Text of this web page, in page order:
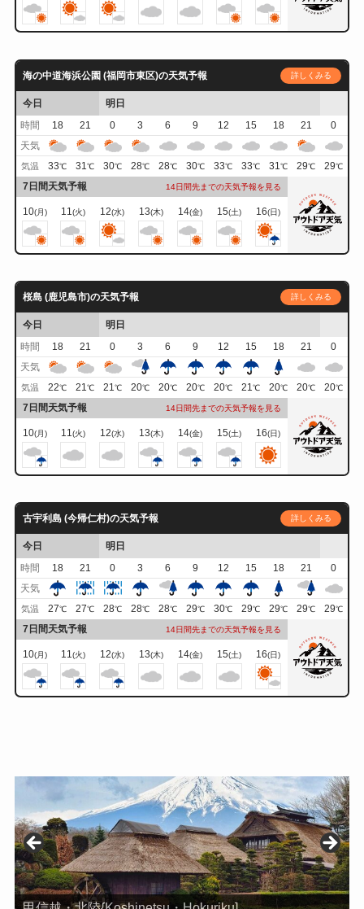
海の中道海浜公園 (福岡市東区)の天気予報 詳しくみる
今日
明日
時間
18 21 0 3 6 9 12 15 18 21
0
天気
気温 33℃ 31℃ 30℃ 28℃ 28℃ 30℃ 33℃ 33℃ 31℃ 29℃ 29℃
7日間天気予報 14日間先までの天気予報を見る
10(月) 11(火) 12(水) 13(木) 14(金) 15(土) 16(日)
桜島 (鹿児島市)の天気予報 詳しくみる
今日
明日
時間
18 21 0 3 6 9 12 15 18 21
0
天気
気温 22℃ 21℃ 21℃ 20℃ 20℃ 20℃ 20℃ 21℃ 20℃ 20℃ 20℃
7日間天気予報 14日間先までの天気予報を見る
10(月) 11(火) 12(水) 13(木) 14(金) 15(土) 16(日)
古宇利島 (今帰仁村)の天気予報 詳しくみる
今日
明日
時間
18 21 0 3 6 9 12 15 18 21
0
天気
気温 27℃ 27℃ 28℃ 28℃ 28℃ 29℃ 30℃ 29℃ 29℃ 29℃ 29℃
7日間天気予報 14日間先までの天気予報を見る
10(月) 11(火) 12(水) 13(木) 14(金) 15(土) 16(日)